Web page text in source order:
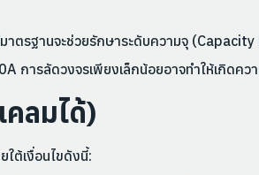
ตรฐานจะช่วยรักษาระดับความจุ
การลัดวงจรเพียงเล็กน้อยอาจทำให้เกิดคว
ลมได้)
ต้เงื่อนไขดังนี้: